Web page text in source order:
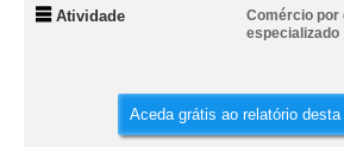
Atividade
Comércio por
especializado
Aceda grátis ao relatório desta